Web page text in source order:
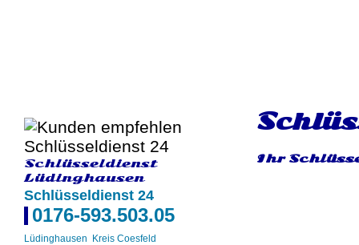
Schlüsseldienst
Lüdinghausen
Schlüsseldienst 24
0176-593.503.05
Lüdinghausen Kreis Coesfeld
Ihr